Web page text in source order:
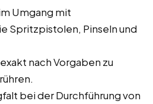
Umgang mit
Spritzpistolen, Pinseln und
nach Vorgaben zu
bei der Durchführung von